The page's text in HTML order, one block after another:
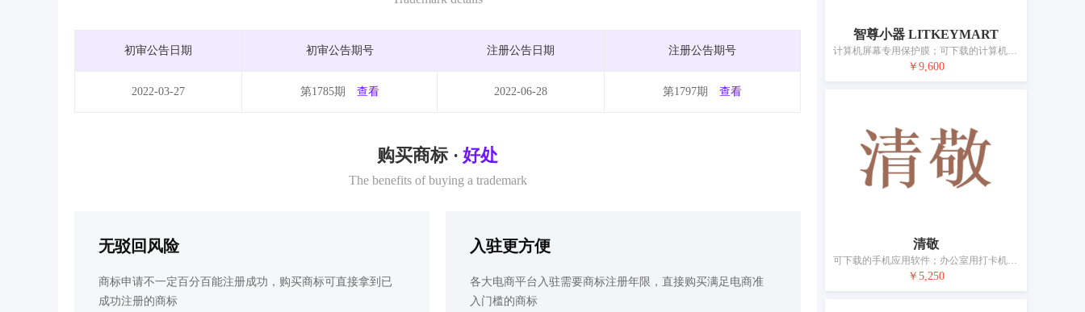
初审公告日期 初审公告期号 注册公告日期 注册公告期号
2022-03-27 第1785期 查看 2022-06-28 第1797期 查看
购买商标 · 好处
The benefits of buying a trademark
无驳回风险
商标申请不一定百分百能注册成功，购买商标可直接拿到已
成功注册的商标
入驻更方便
各大电商平台入驻需要商标注册年限，直接购买满足电商准
入门槛的商标
智尊小器 LITKEYMART
计算机屏幕专用保护膜；可下载的计算机应用软件；智能手表（数据处理）；人脸识别设备；计步器；全球定位系统（GPS）设备；智能手机用壳；便携式媒体播放器；自拍杆（手持单脚架）；插头、插座和其他接触器（电连接）；移动电源（可充电电池）
￥9,600
清敬
可下载的手机应用软件；办公室用打卡机；游标卡尺；电子公告牌；手机；便携式媒体播放器；放映设备；电锁；眼镜；电池
￥5,250